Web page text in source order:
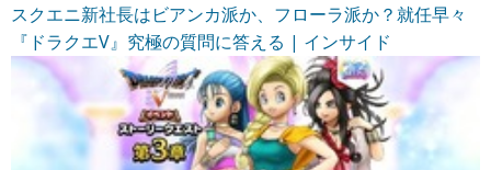
スクエニ新社長はビアンカ派か、フローラ派か？就任早々
『ドラクエV』究極の質問に答える | インサイド